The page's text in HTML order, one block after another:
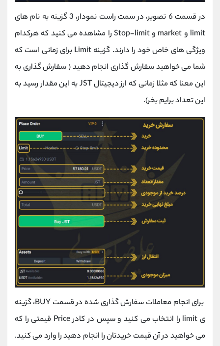
در قسمت 6 تصویر، در سمت راست نمودار، 3 گزینه به نام های
limit و market و Stop-limit را مشاهده می کنید که هرکدام
ویژگی های خاص خود را دارند. گزینه Limit برای زمانی است که
شما می خواهید سفارش گذاری انجام دهید ( سفارش گذاری به
این معنا که مثلا زمانی که ارز دیجیتال JST به این مقدار رسید به
این تعداد برایم بخر).
برای انجام معاملات سفارش گذاری شده در قسمت BUY، گزینه
ی limit را انتخاب می کنید و سپس در کادر Price قیمتی را که
می خواهید در آن قیمت خریدتان را انجام دهید را وارد می کنید.